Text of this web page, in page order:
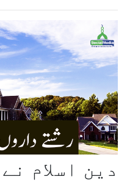
دین اسلام